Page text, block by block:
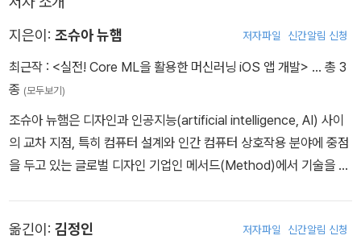
지은이: 조슈아 뉴햄 저자파일 신간알림 신청
최근작 : <실전! Core ML을 활용한 머신러닝 iOS 앱 개발> … 총 3
종 (모두보기)
조슈아 뉴햄은 디자인과 인공지능(artificial intelligence, AI) 사이
의 교차 지점, 특히 컴퓨터 설계와 인간 컴퓨터 상호작용 분야에 중점
을 두고 있는 글로벌 디자인 기업인 메서드(Method)에서 기술을 선
ted Reality, AR) 스튜디오인 Master of Pie의 기술 임원이었다.
옮긴이: 김정인 저자파일 신간알림 신청